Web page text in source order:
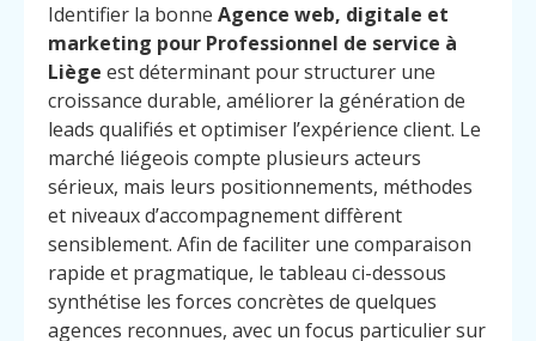
Identifier la bonne Agence web, digitale et
marketing pour Professionnel de service à
Liège est déterminant pour structurer une
croissance durable, améliorer la génération de
leads qualifiés et optimiser l’expérience client. Le
marché liégeois compte plusieurs acteurs
sérieux, mais leurs positionnements, méthodes
et niveaux d’accompagnement diffèrent
sensiblement. Afin de faciliter une comparaison
rapide et pragmatique, le tableau ci-dessous
synthétise les forces concrètes de quelques
agences reconnues, avec un focus particulier sur